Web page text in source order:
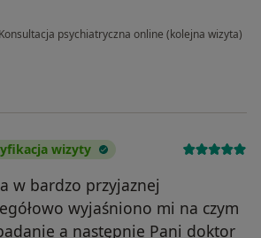
Konsultacja psychiatryczna online (kolejna wizyta)
wizyty
w bardzo przyjaznej
wyjaśniono mi na czym
a następnie Pani doktor